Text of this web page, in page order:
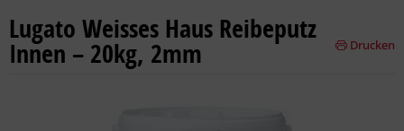
Lugato Weisses Haus Reibeputz
Innen – 20kg, 2mm Drucken